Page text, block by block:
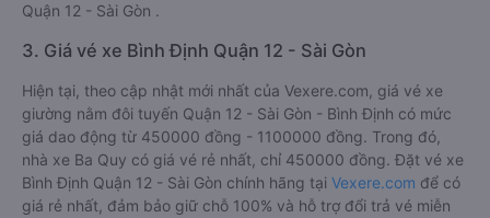
Quận 12 - Sài Gòn .
3. Giá vé xe Bình Định Quận 12 - Sài Gòn
Hiện tại, theo cập nhật mới nhất của Vexere.com, giá vé xe
giường nằm đôi tuyến Quận 12 - Sài Gòn - Bình Định có mức
giá dao động từ 450000 đồng - 1100000 đồng. Trong đó,
nhà xe Ba Quy có giá vé rẻ nhất, chỉ 450000 đồng. Đặt vé xe
Bình Định Quận 12 - Sài Gòn chính hãng tại Vexere.com để có
giá rẻ nhất, đảm bảo giữ chỗ 100% và hỗ trợ đổi trả vé miễn